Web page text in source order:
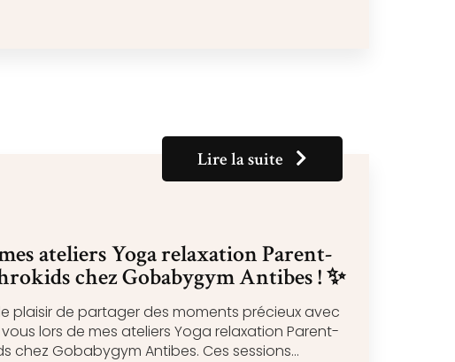
ateliers Yoga relaxation Parent-
chez Gobabygym Antibes ! ✨
plaisir de partager des moments précieux avec
lors de mes ateliers Yoga relaxation Parent-
chez Gobabygym Antibes. Ces sessions…
Lire la suite